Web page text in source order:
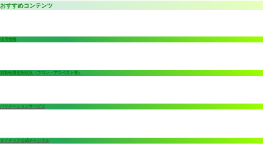
おすすめコンテンツ
採用情報
規制物質使用状況（フロン・アスベスト等）
バリデーションサービス
タイテック公式チャンネル